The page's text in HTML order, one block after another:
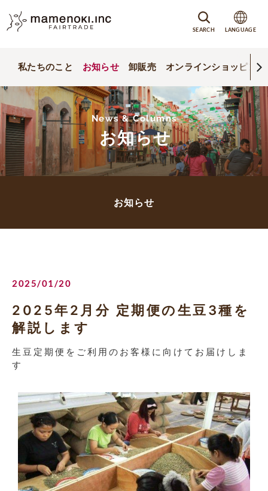
SEARCH LANGUAGE
私たちのこと お知らせ 卸販売 オンラインショッピング
News & Columns
お知らせ
お知らせ
2025/01/20
2025年2月分 定期便の生豆3種を
解説します
生豆定期便をご利用のお客様に向けてお届けしま
す